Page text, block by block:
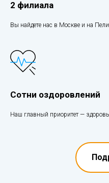
2 филиала
Вы найдете нас в Москве и на
Сотни оздоровлений
Наш главный приоритет —